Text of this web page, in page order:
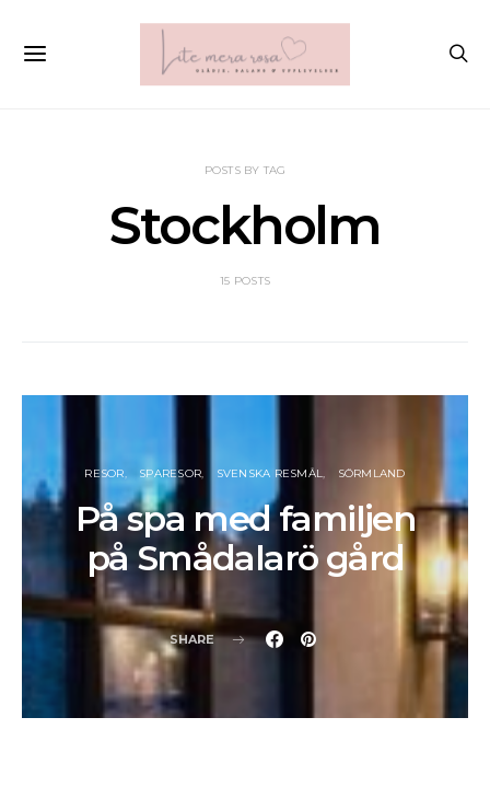
POSTS BY TAG
Stockholm
15 POSTS
RESOR SPARESOR SVENSKA RESMÅL SÖRMLAND
På spa med familjen
på Smådalarö gård
SHARE